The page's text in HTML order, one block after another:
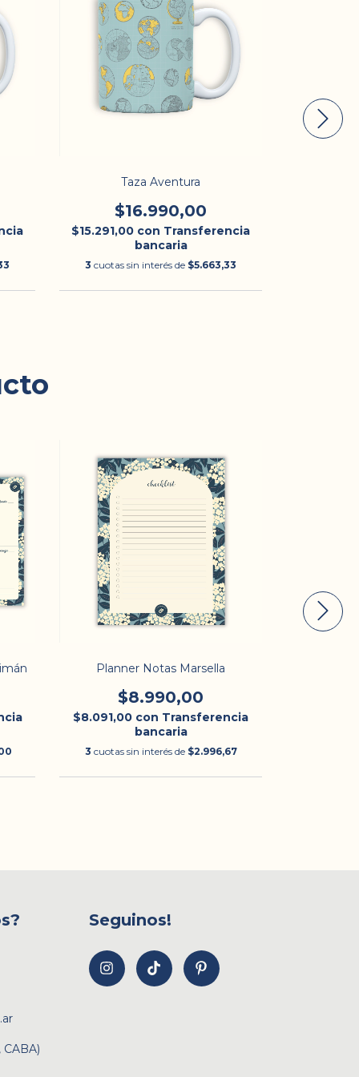
Taza Aventura
$16.990,00
$15.291,00 con Transferencia
bancaria
3 cuotas sin interés de $5.663,33
Planner Notas Marsella
$8.990,00
$8.091,00 con Transferencia
bancaria
3 cuotas sin interés de $2.996,67
CABA)
Seguinos!